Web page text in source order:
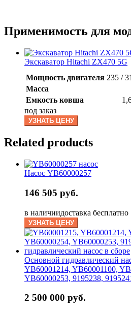
Применимость для
Экскаватор Hitachi ZX470 5G
Мощность двигателя 235 /
Масса
Емкость ковша
под заказ
УЗНАТЬ ЦЕНУ
Related products
Насос YB60000257
146 505 руб.
в наличиидоставка бесплатно
УЗНАТЬ ЦЕНУ
Основной гидравлический
YB60001214, YB60001100,
YB60000253, 9195238,
2 500 000 руб.